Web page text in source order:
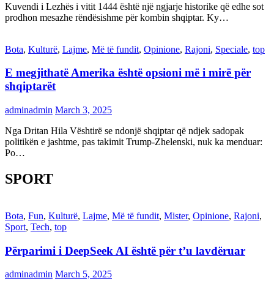
Kuvendi i Lezhës i vitit 1444 është një ngjarje historike që edhe sot
prodhon mesazhe rëndësishme për kombin shqiptar. Ky…
Bota, Kulturë, Lajme, Më të fundit, Opinione, Rajoni, Speciale, top
E megjithatë Amerika është opsioni më i mirë për
shqiptarët
adminadmin March 3, 2025
Nga Dritan Hila Vështirë se ndonjë shqiptar që ndjek sadopak
politikën e jashtme, pas takimit Trump-Zhelenski, nuk ka menduar:
Po…
SPORT
Bota, Fun, Kulturë, Lajme, Më të fundit, Mister, Opinione, Rajoni,
Sport, Tech, top
Përparimi i DeepSeek AI është për t’u lavdëruar
adminadmin March 5, 2025